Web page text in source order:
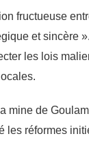
fructueuse
et sincère
les lois
mine de
les réformes